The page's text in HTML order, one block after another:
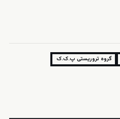
گروه تروریستی پ.ک.ک